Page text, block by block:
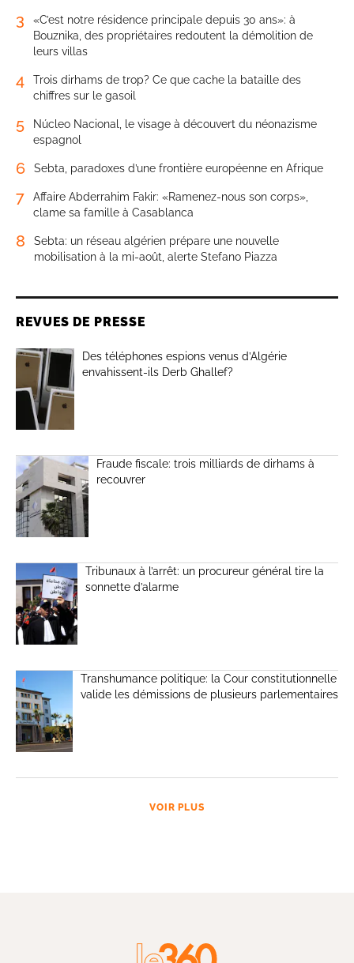
3
«C’est notre résidence principale depuis 30 ans»: à
Bouznika, des propriétaires redoutent la démolition de
leurs villas
4
Trois dirhams de trop? Ce que cache la bataille des
chiffres sur le gasoil
5
Núcleo Nacional, le visage à découvert du néonazisme
espagnol
6 Sebta, paradoxes d’une frontière européenne en Afrique
7
Affaire Abderrahim Fakir: «Ramenez-nous son corps»,
clame sa famille à Casablanca
8
Sebta: un réseau algérien prépare une nouvelle
mobilisation à la mi-août, alerte Stefano Piazza
REVUES DE PRESSE
Des téléphones espions venus d’Algérie
envahissent-ils Derb Ghallef?
Fraude fiscale: trois milliards de dirhams à
recouvrer
Tribunaux à l’arrêt: un procureur général tire la
sonnette d’alarme
Transhumance politique: la Cour constitutionnelle
valide les démissions de plusieurs parlementaires
VOIR PLUS